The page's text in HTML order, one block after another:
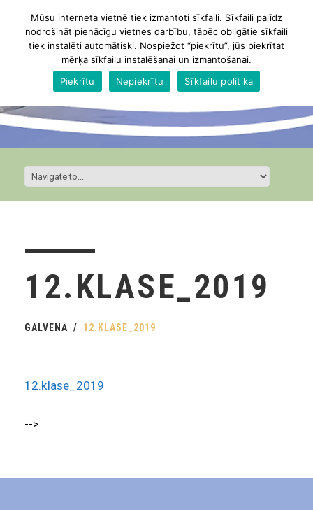
12.KLASE_2019
GALVENĀ 12.KLASE_2019
12.klase_2019
-->
Mūsu interneta vietnē tiek izmantoti sīkfaili. Sīkfaili palīdz
nodrošināt pienācīgu vietnes darbību, tāpēc obligātie sīkfaili
tiek instalēti automātiski. Nospiežot “piekrītu”, jūs piekrītat
mērķa sīkfailu instalēšanai un izmantošanai.
Piekrītu
Nepiekrītu Sīkfailu politika